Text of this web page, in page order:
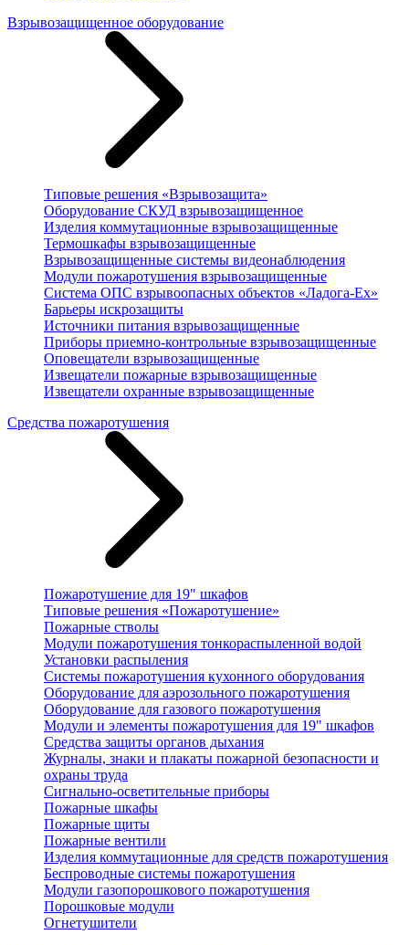
Взрывозащищенное оборудование
Типовые решения «Взрывозащита»
Оборудование СКУД взрывозащищенное
Изделия коммутационные взрывозащищенные
Термошкафы взрывозащищенные
Взрывозащищенные системы видеонаблюдения
Модули пожаротушения взрывозащищенные
Система ОПС взрывоопасных объектов «Ладога-Ex»
Барьеры искрозащиты
Источники питания взрывозащищенные
Приборы приемно-контрольные взрывозащищенные
Оповещатели взрывозащищенные
Извещатели пожарные взрывозащищенные
Извещатели охранные взрывозащищенные
Средства пожаротушения
Пожаротушение для 19" шкафов
Типовые решения «Пожаротушение»
Пожарные стволы
Модули пожаротушения тонкораспыленной водой
Установки распыления
Системы пожаротушения кухонного оборудования
Оборудование для аэрозольного пожаротушения
Оборудование для газового пожаротушения
Модули и элементы пожаротушения для 19" шкафов
Средства защиты органов дыхания
Журналы, знаки и плакаты пожарной безопасности и
охраны труда
Сигнально-осветительные приборы
Пожарные шкафы
Пожарные щиты
Пожарные вентили
Изделия коммутационные для средств пожаротушения
Беспроводные системы пожаротушения
Модули газопорошкового пожаротушения
Порошковые модули
Огнетушители